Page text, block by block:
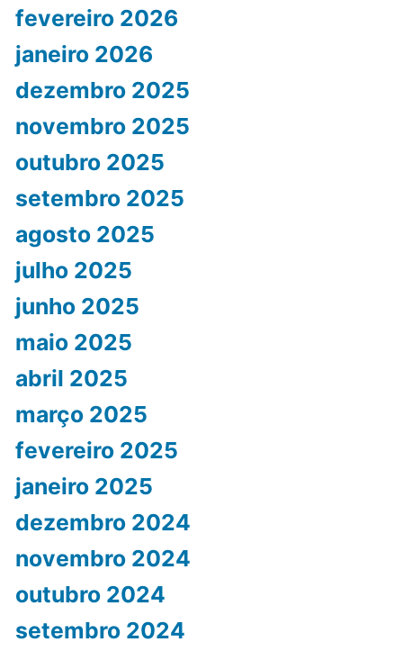
fevereiro 2026
janeiro 2026
dezembro 2025
novembro 2025
outubro 2025
setembro 2025
agosto 2025
julho 2025
junho 2025
maio 2025
abril 2025
março 2025
fevereiro 2025
janeiro 2025
dezembro 2024
novembro 2024
outubro 2024
setembro 2024